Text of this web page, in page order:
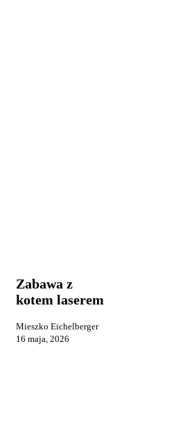
laserem
Zabawa z
kotem laserem
Mieszko Eichelberger
16 maja, 2026